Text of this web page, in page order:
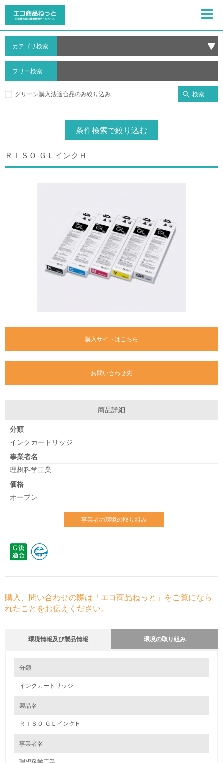
カテゴリ検索
フリー検索
グリーン購入法適合品のみ絞り込み 検索
条件検索で絞り込む
ＲＩＳＯ ＧＬインクＨ
購入サイトはこちら
お問い合わせ先
商品詳細
分類
インクカートリッジ
事業者名
理想科学工業
価格
オープン
事業者の環境の取り組み
購入、問い合わせの際は「エコ商品ねっと」をご覧になら
れたことをお伝えください。
環境情報及び製品情報 環境の取り組み
1.環境取り組み体制
分類
インクカートリッジ
製品名
ＲＩＳＯ ＧＬインクＨ
事業者名
理想科学工業